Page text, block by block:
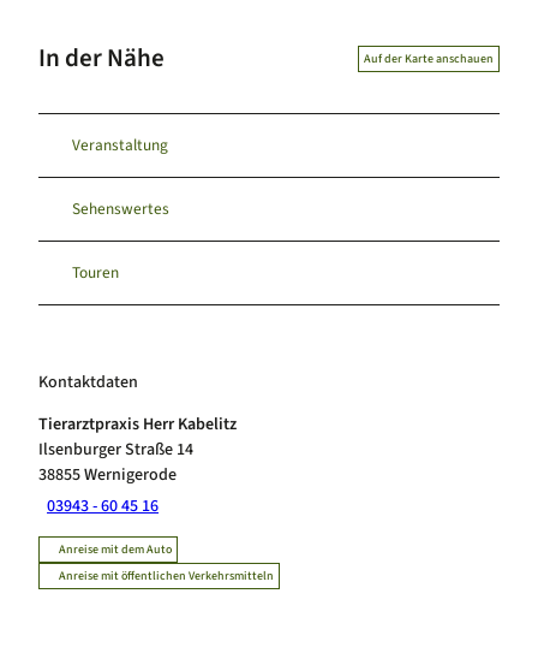
In der Nähe Auf der Karte anschauen
Veranstaltung
Sehenswertes
Touren
Kontaktdaten
Tierarztpraxis Herr Kabelitz
Ilsenburger Straße 14
38855Wernigerode
03943 - 60 45 16
Anreise mit dem Auto
Anreise mit öffentlichen Verkehrsmitteln